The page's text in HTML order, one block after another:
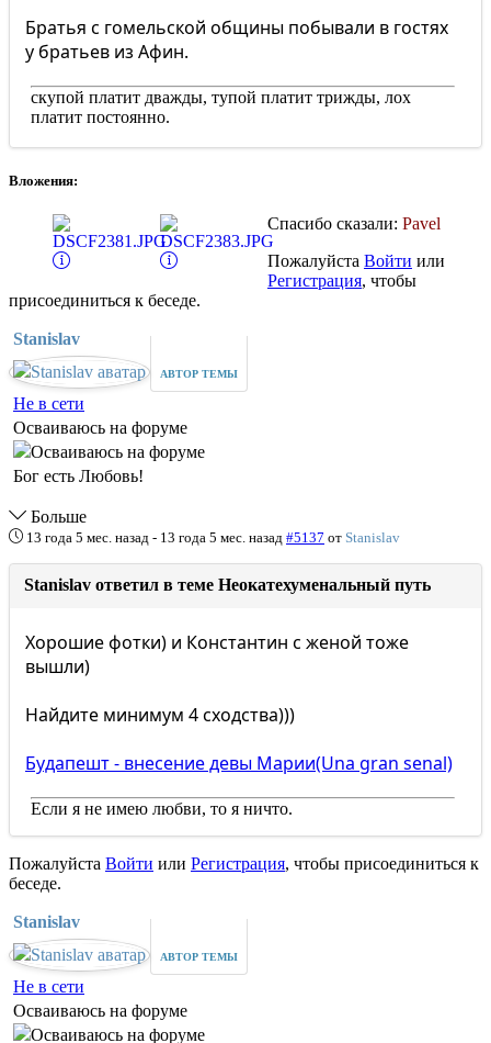
Братья с гомельской общины побывали в гостях
у братьев из Афин.
скупой платит дважды, тупой платит трижды, лох
платит постоянно.
Вложения:
Спасибо сказали: Pavel
Пожалуйста Войти или
Регистрация, чтобы
присоединиться к беседе.
Stanislav
АВТОР ТЕМЫ
Не в сети
Осваиваюсь на форуме
Бог есть Любовь!
Больше
13 года 5 мес. назад - 13 года 5 мес. назад #5137 от Stanislav
Stanislav ответил в теме Неокатехуменальный путь
Хорошие фотки) и Константин с женой тоже
вышли)
Найдите минимум 4 сходства)))
Будапешт - внесение девы Марии(Una gran senal)
Если я не имею любви, то я ничто.
Пожалуйста Войти или Регистрация, чтобы присоединиться к
беседе.
Stanislav
АВТОР ТЕМЫ
Не в сети
Осваиваюсь на форуме